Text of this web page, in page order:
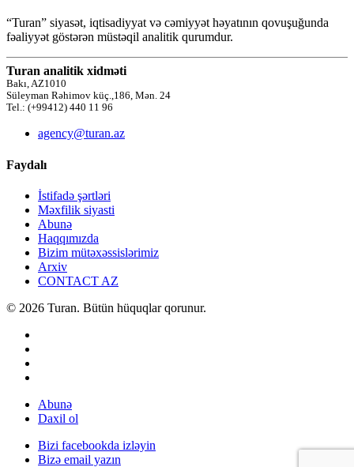
“Turan” siyasət, iqtisadiyyat və cəmiyyət həyatının qovuşuğunda
fəaliyyət göstərən müstəqil analitik qurumdur.
Turan analitik xidməti
Bakı, AZ1010
Süleyman Rəhimov küç.,186, Mən. 24
Tel.: (+99412) 440 11 96
agency@turan.az
Faydalı
İstifadə şərtləri
Məxfilik siyasti
Abunə
Haqqımızda
Bizim mütəxəssislərimiz
Arxiv
CONTACT AZ
© 2026 Turan. Bütün hüquqlar qorunur.
Abunə
Daxil ol
Bizi facebookda izləyin
Bizə email yazın